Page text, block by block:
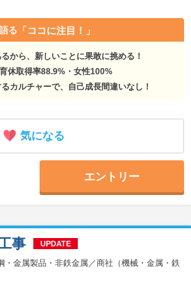
る 「ココに注目！」
から、新しいことに果敢に挑める！
休取得率88.9%・女性100%
カルチャーで、自己成長間違いなし！
気になる
エントリー
・金属製品・非鉄金属／商社（機械・金属・鉄
事 UPDATE